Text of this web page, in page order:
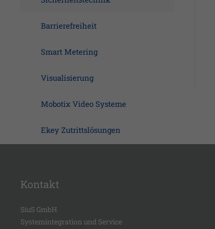
Barrierefreiheit
Smart Metering
Visualisierung
Mobotix Video Systeme
Ekey Zutrittslösungen
Kontakt
SiuS GmbH
Systemintegration und Service